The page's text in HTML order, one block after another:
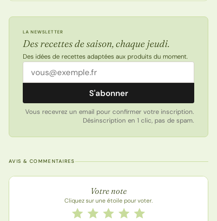
LA NEWSLETTER
Des recettes de saison, chaque jeudi.
Des idées de recettes adaptées aux produits du moment.
Adresse email
S'abonner
Vous recevrez un email pour confirmer votre inscription.
Désinscription en 1 clic, pas de spam.
AVIS & COMMENTAIRES
Note de la recette
Votre note
Cliquez sur une étoile pour voter.
Notez cette recette de 1 à 5 étoiles
5 étoiles
4 étoiles
3 étoiles
2 étoiles
1 étoile